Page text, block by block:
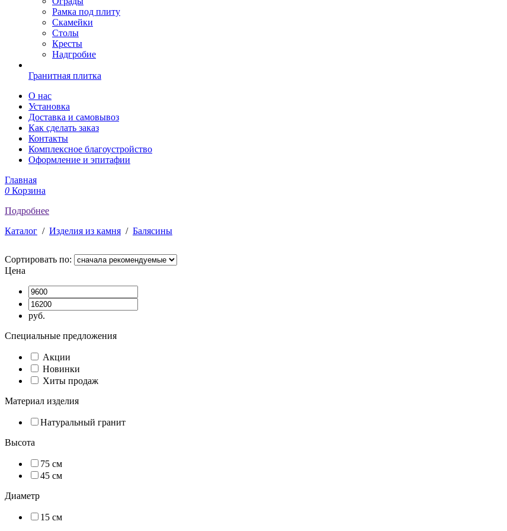
Рамка под плиту
Скамейки
Столы
Кресты
Надгробие
Гранитная плитка
О нас
Установка
Доставка и самовывоз
Как сделать заказ
Контакты
Комплексное благоустройство
Оформление и эпитафии
Главная
0 Корзина
Подробнее
Каталог / Изделия из камня / Балясины
Сортировать по:
Цена
руб.
Специальные предложения
Акции
Новинки
Хиты продаж
Материал изделия
Натуральный гранит
Высота
75 см
45 см
Диаметр
15 см